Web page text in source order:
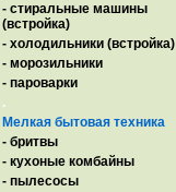
- стиральные машины
(встройка)
- холодильники (встройка)
- морозильники
- пароварки
.
Мелкая бытовая техника
- бритвы
- кухоные комбайны
- пылесосы